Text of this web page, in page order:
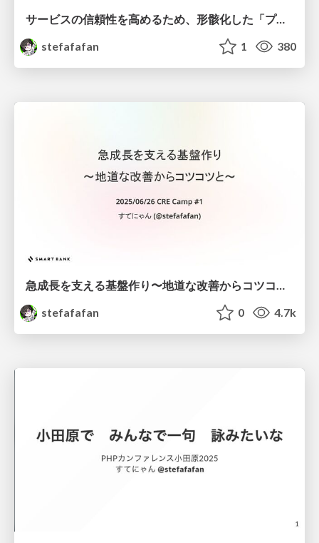
サービスの信頼性を高めるため、形骸化した「プロダクションミーティング」を立て直すまでの取り組み
stefafafan
1 380
急成長を支える基盤作り〜地道な改善からコツコツと〜 #cre_meetup
stefafafan
0 4.7k